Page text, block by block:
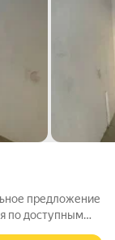
предложение
по доступным